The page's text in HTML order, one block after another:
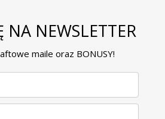
NA NEWSLETTER
maile oraz BONUSY!